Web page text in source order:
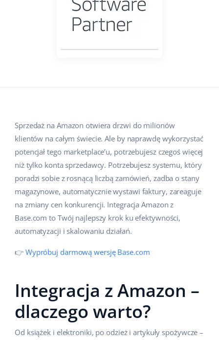
Sprzedaż na marketplace
Obsługa klienta
Ekosystem
Super Merchant
Responso
Base Analytics
Base Connect
Base Courier
Moda
Konsultacje i szkolenia
Audyt konta
Konfiguracja konta
Inne
Case Study
Kalkulator korzyści
Odwiedź nas na:
Ελληνικά
español (AR)
español (MX)
Français
Italiano
polski
português (BR)
Sprzedaż na Amazon otwiera drzwi do milionów
klientów na całym świecie. Ale by naprawdę wykorzystać
potencjał tego marketplace’u, potrzebujesz czegoś więcej
niż tylko konta sprzedawcy. Potrzebujesz systemu, który
poradzi sobie z rosnącą liczbą zamówień, zadba o stany
magazynowe, automatycznie wystawi faktury, zareaguje
na zmiany cen konkurencji. Integracja Amazon z
Base.com to Twój najlepszy krok ku efektywności,
automatyzacji i skalowaniu działań.
👉 Wypróbuj darmową wersję Base.com
Integracja z Amazon –
dlaczego warto?
Od książek i elektroniki, po odzież i artykuły spożywcze –